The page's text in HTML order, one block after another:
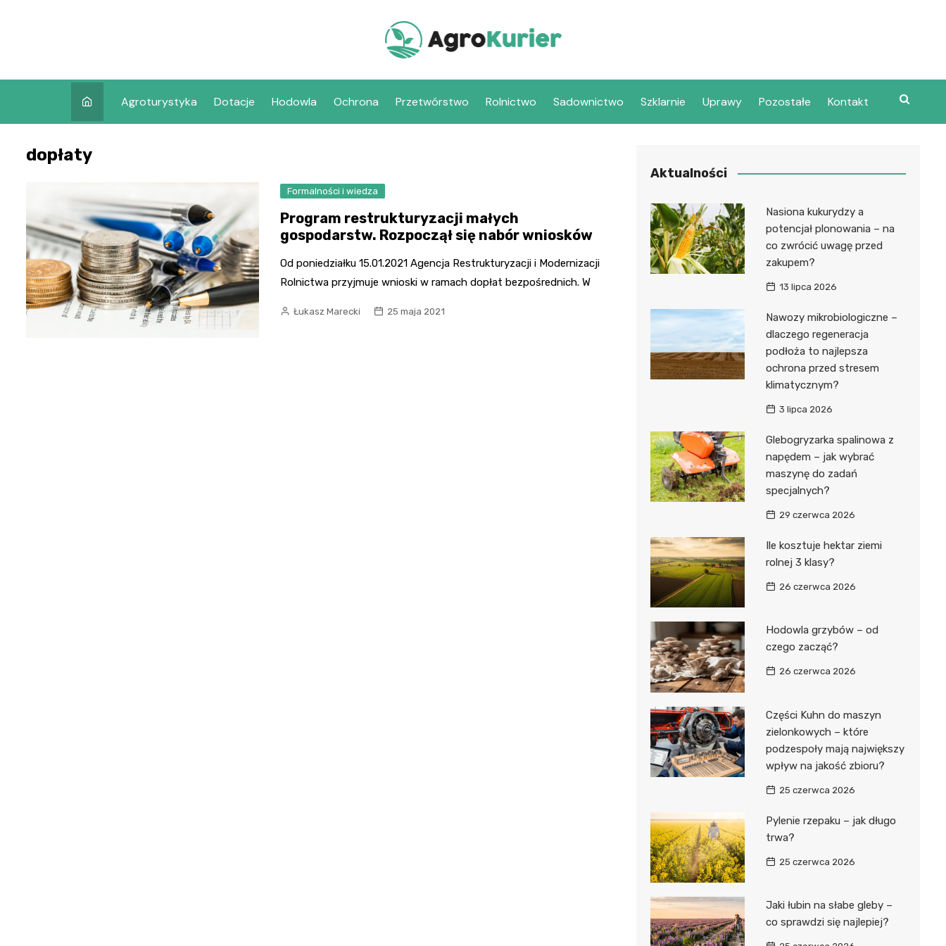
Agroturystyka Dotacje Hodowla Ochrona Przetwórstwo Rolnictwo Sadownictwo Szklarnie Uprawy Pozostałe Kontakt
dopłaty
Formalności i wiedza
Program restrukturyzacji małych
gospodarstw. Rozpoczął się nabór wniosków
Od poniedziałku 15.01.2021 Agencja Restrukturyzacji i Modernizacji
Rolnictwa przyjmuje wnioski w ramach dopłat bezpośrednich. W
Łukasz Marecki 25 maja 2021
Aktualności
Nasiona kukurydzy a
potencjał plonowania – na
co zwrócić uwagę przed
zakupem?
13 lipca 2026
Nawozy mikrobiologiczne –
dlaczego regeneracja
podłoża to najlepsza
ochrona przed stresem
klimatycznym?
3 lipca 2026
Glebogryzarka spalinowa z
napędem – jak wybrać
maszynę do zadań
specjalnych?
29 czerwca 2026
Ile kosztuje hektar ziemi
rolnej 3 klasy?
26 czerwca 2026
Hodowla grzybów – od
czego zacząć?
26 czerwca 2026
Części Kuhn do maszyn
zielonkowych – które
podzespoły mają największy
wpływ na jakość zbioru?
25 czerwca 2026
Pylenie rzepaku – jak długo
trwa?
25 czerwca 2026
Jaki łubin na słabe gleby –
co sprawdzi się najlepiej?